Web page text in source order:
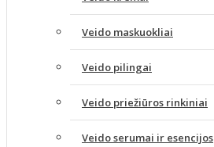
Veido maskuokliai
Veido pilingai
Veido priežiūros rinkiniai
Veido serumai ir esencijos